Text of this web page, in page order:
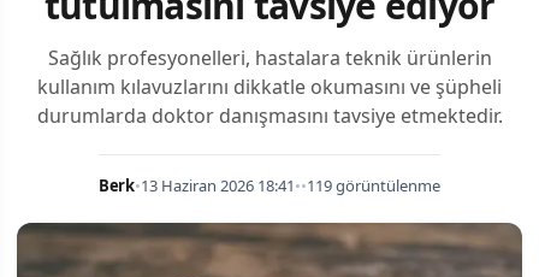
Sağlık profesyonelleri, hastalara teknik ürünlerin
kullanım kılavuzlarını dikkatle okumasını ve şüpheli
durumlarda doktor danışmasını tavsiye etmektedir.
Berk•13 Haziran 2026 18:41••119 görüntülenme